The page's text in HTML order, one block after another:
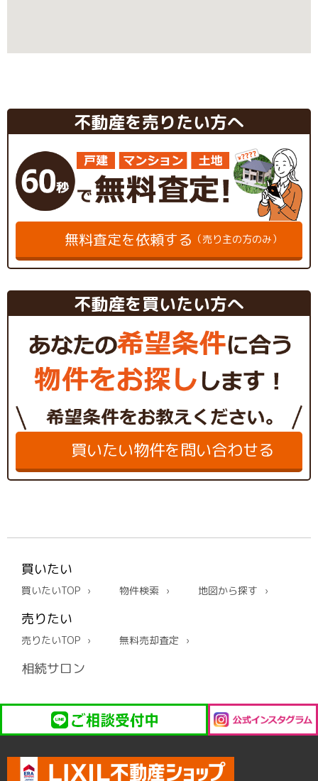
不動産を売りたい方へ
無料査定を依頼する （売り主の方のみ）
不動産を買いたい方へ
買いたい物件を問い合わせる
買いたい
買いたいTOP 物件検索 地図から探す
売りたい
売りたいTOP 無料売却査定
相続サロン